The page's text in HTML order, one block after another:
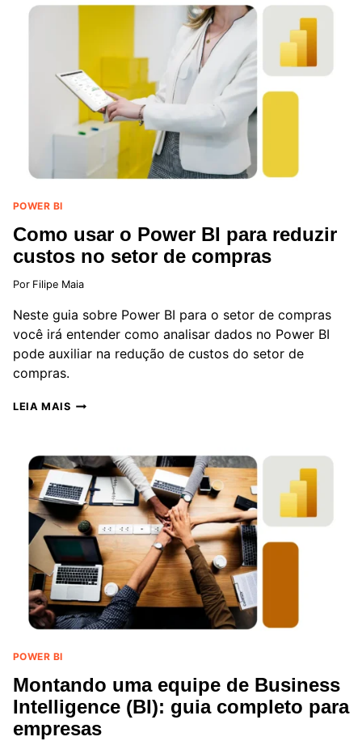
SETOR
DE
RECURSOS
HUMANOS
(RH)
POWER BI
Como usar o Power BI para reduzir
custos no setor de compras
Por Filipe Maia
Neste guia sobre Power BI para o setor de compras
você irá entender como analisar dados no Power BI
pode auxiliar na redução de custos do setor de
compras.
LEIA MAISCOMO
BI
PARA
REDUZIR
CUSTOS
NO
SETOR
DE
COMPRAS
POWER BI
Montando uma equipe de Business
Intelligence (BI): guia completo para
empresas